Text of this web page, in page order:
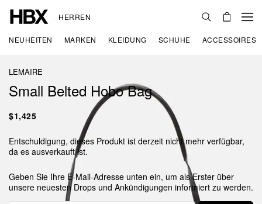
HERREN
NEUHEITEN MARKEN KLEIDUNG SCHUHE ACCESSOIRES
LEMAIRE
Small Belted Hobo Bag
$1,425
Entschuldigung, dieses Produkt ist derzeit nicht mehr verfügbar,
da es ausverkauft ist.
Geben Sie Ihre E-Mail-Adresse unten ein, um als Erster über
unsere neuesten Drops und Ankündigungen informiert zu werden.